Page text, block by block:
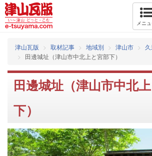
メニ
津山瓦版 取材記事 地域別 津山市
田邊城址（津山市中北上と宮部下）
田邊城址（津山市中北
下）